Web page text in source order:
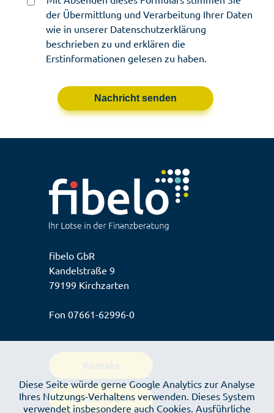
der Übermittlung und Verarbeitung Ihrer Daten
wie in unserer Datenschutzerklärung
beschrieben zu und erklären die
Erstinformationen gelesen zu haben.
fibelo GbR
Kandelstraße 9
79199 Kirchzarten
Fon 07661-62996-0
Termin buchen
Diese Seite würde gerne Google Analytics zur Analyse
Ihres Nutzungs-Verhaltens verwenden. Dieses System
verwendet insbesondere auch Cookies. Ausführliche